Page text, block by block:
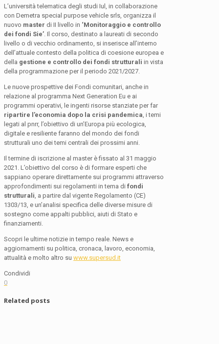
L’università telematica degli studi Iul, in collaborazione
con Demetra special purpose vehicle srls, organizza il
nuovo master di II livello in ‘Monitoraggio e controllo
dei fondi Sie’. Il corso, destinato a laureati di secondo
livello o di vecchio ordinamento, si inserisce all’interno
dell’attuale contesto della politica di coesione europea e
della gestione e controllo dei fondi strutturali in vista
della programmazione per il periodo 2021/2027.
Le nuove prospettive dei Fondi comunitari, anche in
relazione al programma Next Generation Eu e ai
programmi operativi, le ingenti risorse stanziate per far
ripartire l’economia dopo la crisi pandemica, i temi
legati al pnrr, l’obiettivo di un’Europa più ecologica,
digitale e resiliente faranno del mondo dei fondi
strutturali uno dei temi centrali dei prossimi anni.
Il termine di iscrizione al master è fissato al 31 maggio
2021. L’obiettivo del corso è di formare esperti che
sappiano operare direttamente sui programmi attraverso
approfondimenti sui regolamenti in tema di fondi
strutturali, a partire dal vigente Regolamento (CE)
1303/13, e un’analisi specifica delle diverse misure di
sostegno come appalti pubblici, aiuti di Stato e
finanziamenti.
Scopri le ultime notizie in tempo reale. News e
aggiornamenti su politica, cronaca, lavoro, economia,
attualità e molto altro su www.supersud.it
Condividi
0
Related posts